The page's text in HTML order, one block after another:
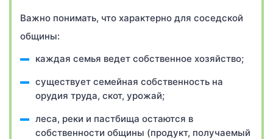
Важно понимать, что характерно для соседской
общины:
каждая семья ведет собственное хозяйство;
существует семейная собственность на
орудия труда, скот, урожай;
леса, реки и пастбища остаются в
собственности общины (продукт, получаемый